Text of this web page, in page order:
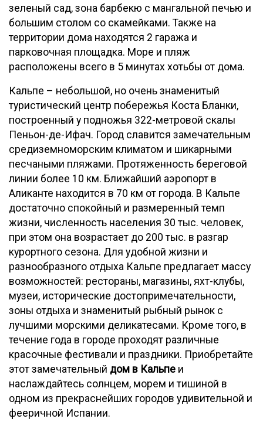
зеленый сад, зона барбекю с мангальной печью и
большим столом со скамейками. Также на
территории дома находятся 2 гаража и
парковочная площадка. Море и пляж
расположены всего в 5 минутах хотьбы от дома.
Кальпе – небольшой, но очень знаменитый
туристический центр побережья Коста Бланки,
построенный у подножья 322-метровой скалы
Пеньон-де-Ифач. Город славится замечательным
средиземноморским климатом и шикарными
песчаными пляжами. Протяженность береговой
линии более 10 км. Ближайший аэропорт в
Аликанте находится в 70 км от города. В Кальпе
достаточно спокойный и размеренный темп
жизни, численность населения 30 тыс. человек,
при этом она возрастает до 200 тыс. в разгар
курортного сезона. Для удобной жизни и
разнообразного отдыха Кальпе предлагает массу
возможностей: рестораны, магазины, яхт-клубы,
музеи, исторические достопримечательности,
зоны отдыха и знаменитый рыбный рынок с
лучшими морскими деликатесами. Кроме того, в
течение года в городе проходят различные
красочные фестивали и праздники. Приобретайте
этот замечательный дом в Кальпе и
наслаждайтесь солнцем, морем и тишиной в
одном из прекраснейших городов удивительной и
фееричной Испании.